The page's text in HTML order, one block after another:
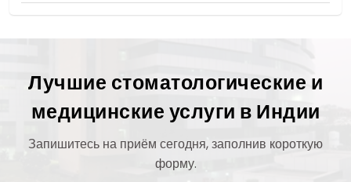
Лучшие стоматологические и
медицинские услуги в Индии
Запишитесь на приём сегодня, заполнив короткую
форму.